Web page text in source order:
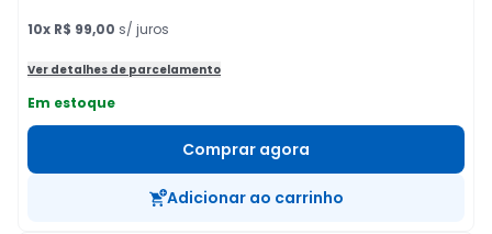
10x R$ 99,00 s/ juros
Ver detalhes de parcelamento
Em estoque
Comprar agora
Adicionar ao carrinho